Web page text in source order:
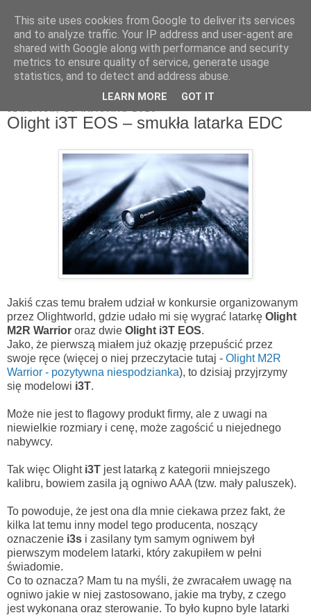
zapiski admina
Olight i3T EOS – smukła latarka EDC
Jakiś czas temu brałem udział w konkursie organizowanym
przez Olightworld, gdzie udało mi się wygrać latarkę Olight
M2R Warrior oraz dwie Olight i3T EOS.
Jako, że pierwszą miałem już okazję przepuścić przez
swoje ręce (więcej o niej przeczytacie tutaj - Olight M2R
Warrior - pozytywna niespodzianka), to dzisiaj przyjrzymy
się modelowi i3T.
Może nie jest to flagowy produkt firmy, ale z uwagi na
niewielkie rozmiary i cenę, może zagościć u niejednego
nabywcy.
Tak więc Olight i3T jest latarką z kategorii mniejszego
kalibru, bowiem zasila ją ogniwo AAA (tzw. mały paluszek).
To powoduje, że jest ona dla mnie ciekawa przez fakt, że
kilka lat temu inny model tego producenta, noszący
oznaczenie i3s i zasilany tym samym ogniwem był
pierwszym modelem latarki, który zakupiłem w pełni
świadomie.
Co to oznacza? Mam tu na myśli, że zwracałem uwagę na
ogniwo jakie w niej zastosowano, jakie ma tryby, z czego
jest wykonana oraz sterowanie. To było kupno byle latarki
This site uses cookies from Google to deliver its services
and to analyze traffic. Your IP address and user-agent are
shared with Google along with performance and security
metrics to ensure quality of service, generate usage
statistics, and to detect and address abuse.
LEARN MORE GOT IT